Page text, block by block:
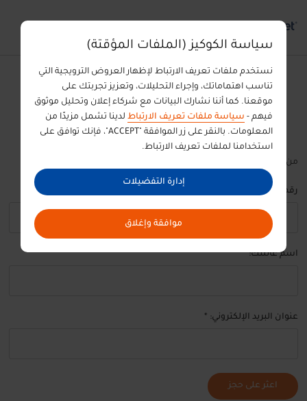
إدارة حجزك.
من أجل البدأ، الرجاء تزويدنا برقم الحجز، اللقب وبريدك الألكتروني.
رقم الحجز: *
اسم عائلتك: *
عنوان البريد الإلكتروني: *
اعثر على حجز
سياسة الكوكيز (الملفات المؤقتة)
نستخدم ملفات تعريف الارتباط لإظهار العروض الترويجية التي
تناسب اهتماماتك، وإجراء التحليلات، وتعزيز تجربتك على
موقعنا. كما أننا نشارك البيانات مع شركاء إعلان وتحليل موثوق
فيهم - سياسة ملفات تعريف الارتباط لدينا تشمل مزيدًا من
المعلومات. بالنقر على زر الموافقة "ACCEPT"، فإنك توافق على
استخدامنا لملفات تعريف الارتباط.
إدارة التفضيلات
موافقة وإغلاق